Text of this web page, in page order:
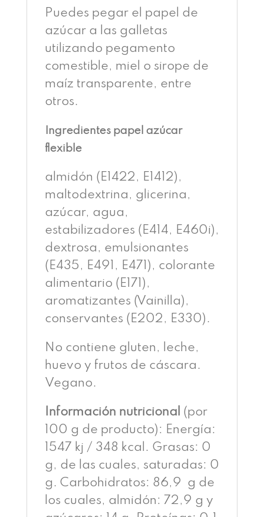
Puedes pegar el papel de
azúcar a las galletas
utilizando pegamento
comestible, miel o sirope de
maíz transparente, entre
otros.
Ingredientes papel azúcar
flexible
almidón (E1422, E1412),
maltodextrina, glicerina,
azúcar, agua,
estabilizadores (E414, E460i),
dextrosa, emulsionantes
(E435, E491, E471), colorante
alimentario (E171),
aromatizantes (Vainilla),
conservantes (E202, E330).
No contiene gluten, leche,
huevo y frutos de cáscara.
Vegano.
Información nutricional (por
100 g de producto): Energía:
1547 kj / 348 kcal. Grasas: 0
g, de las cuales, saturadas: 0
g. Carbohidratos: 86,9 g de
los cuales, almidón: 72,9 g y